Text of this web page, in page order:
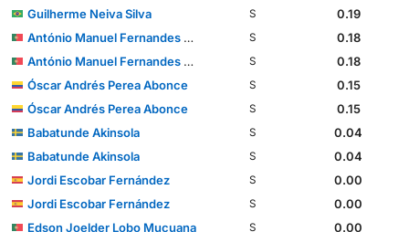
Guilherme Neiva Silva
S
0.19
António Manuel Fernandes Mendes
S
0.18
António Manuel Fernandes Mendes
S
0.18
Óscar Andrés Perea Abonce
S
0.15
Óscar Andrés Perea Abonce
S
0.15
Babatunde Akinsola
S
0.04
Babatunde Akinsola
S
0.04
Jordi Escobar Fernández
S
0.00
Jordi Escobar Fernández
S
0.00
Edson Joelder Lobo Mucuana
S
0.00